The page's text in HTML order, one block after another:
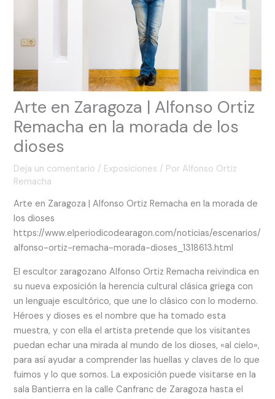
Arte en Zaragoza | Alfonso Ortiz
Remacha en la morada de los
dioses
Deja un comentario / Exposiciones / Por Alfonso Ortiz
Remacha
Arte en Zaragoza | Alfonso Ortiz Remacha en la morada de
los dioses
https://www.elperiodicodearagon.com/noticias/escenarios/
alfonso-ortiz-remacha-morada-dioses_1318613.html
El escultor zaragozano Alfonso Ortiz Remacha reivindica en
su nueva exposición la herencia cultural clásica griega con
un lenguaje escultórico, que une lo clásico con lo moderno.
Héroes y dioses es el nombre que ha tomado esta
muestra, y con ella el artista pretende que los visitantes
puedan echar una mirada al mundo de los dioses, «al cielo»,
para así ayudar a comprender las huellas y claves de lo que
fuimos y lo que somos. La exposición puede visitarse en la
sala Bantierra en la calle Canfranc de Zaragoza hasta el